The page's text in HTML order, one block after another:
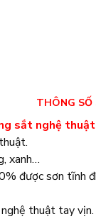
THÔNG SỐ
sắt nghệ
xanh…
được sơn tĩnh
thuật tay vịn.